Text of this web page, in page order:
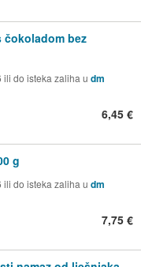
čokoladom bez
do isteka zaliha u dm
6,45 €
g
do isteka zaliha u dm
7,75 €